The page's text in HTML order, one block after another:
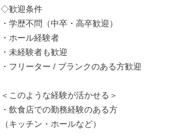
◇歓迎条件
・学歴不問（中卒・高卒歓迎）
・ホール経験者
・未経験者も歓迎
・フリーター / ブランクのある方歓迎
＜このような経験が活かせる＞
・飲食店での勤務経験のある方
（キッチン・ホールなど）